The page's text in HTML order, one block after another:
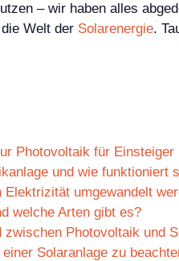
– wir haben alles
Welt der Solarenergie.
Photovoltaik für
und wie funktioniert
umgewandelt
welche Arten gibt es?
Photovoltaik und
Solaranlage zu